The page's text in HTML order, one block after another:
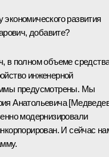
развития
добавите?
в полном объеме
инженерной
предусмотрены. Мы
Анатольевича
модернизировали
И сейчас